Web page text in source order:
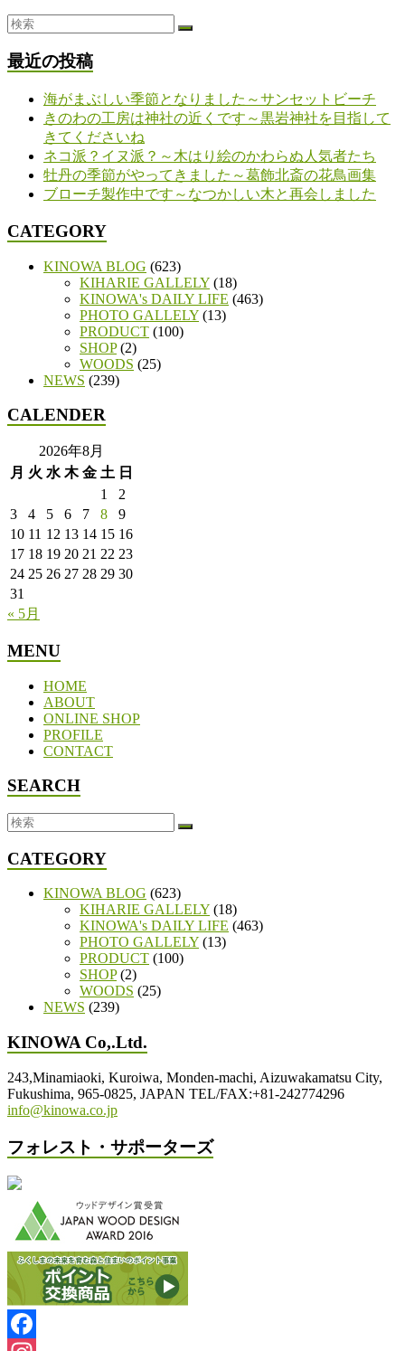
最近の投稿
海がまぶしい季節となりました～サンセットビーチ
きのわの工房は神社の近くです～黒岩神社を目指して
きてくださいね
ネコ派？イヌ派？～木はり絵のかわらぬ人気者たち
牡丹の季節がやってきました～葛飾北斎の花鳥画集
ブローチ製作中です～なつかしい木と再会しました
CATEGORY
KINOWA BLOG (623)
KIHARIE GALLELY (18)
KINOWA's DAILY LIFE (463)
PHOTO GALLELY (13)
PRODUCT (100)
SHOP(2)
WOODS (25)
NEWS (239)
CALENDER
2026年8月
月 火 水 木 金 土 日
1
2
3
4 5 6 7 8
9
10 11 12 13 14 15 16
17 18 19 20 21 22 23
24 25 26 27 28 29 30
31
« 5月
MENU
HOME
ABOUT
ONLINE SHOP
PROFILE
CONTACT
SEARCH
CATEGORY
KINOWA BLOG (623)
KIHARIE GALLELY (18)
KINOWA's DAILY LIFE (463)
PHOTO GALLELY (13)
PRODUCT (100)
SHOP(2)
WOODS (25)
NEWS (239)
KINOWA Co,.Ltd.
243,Minamiaoki, Kuroiwa, Monden-machi, Aizuwakamatsu City,
Fukushima, 965-0825, JAPAN TEL/FAX:+81-242774296
info@kinowa.co.jp
フォレスト・サポーターズ